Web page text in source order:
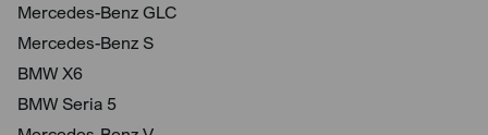
Mercedes-Benz GLC
Mercedes-Benz S
BMW X6
BMW Seria 5